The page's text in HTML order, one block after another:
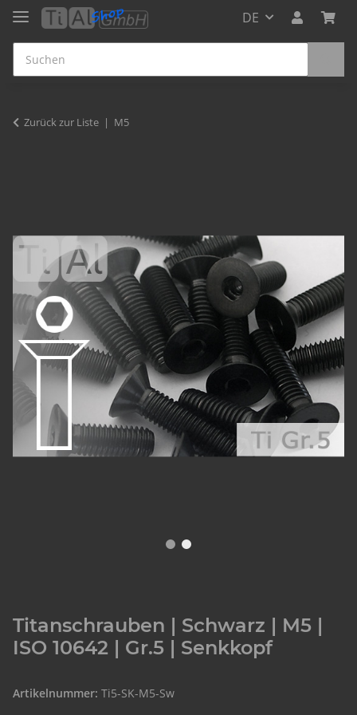
DE
Zurück zur Liste M5
Titanschrauben | Schwarz | M5 |
ISO 10642 | Gr.5 | Senkkopf
Artikelnummer: Ti5-SK-M5-Sw